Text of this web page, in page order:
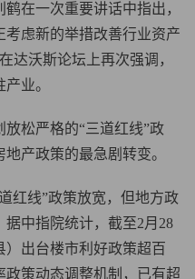
在一次重要讲话中指出，
虑新的举措改善行业资产
达沃斯论坛上再次强调，
业。
松严格的“三道红线”政
产政策的最急剧转变。
红线”政策放宽，但地方政
中指院统计，截至2月28
）出台楼市利好政策超百
策动态调整机制，已有超